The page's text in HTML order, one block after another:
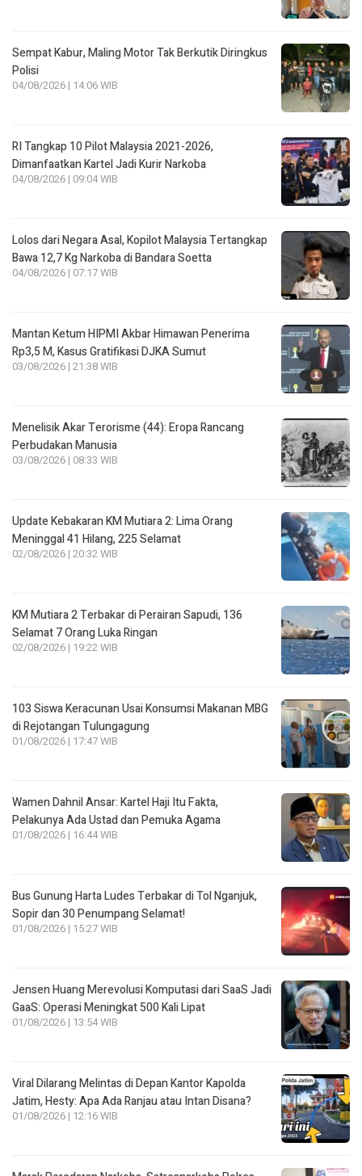
Sempat Kabur, Maling Motor Tak Berkutik Diringkus
Polisi
04/08/2026 | 14:06 WIB
RI Tangkap 10 Pilot Malaysia 2021-2026,
Dimanfaatkan Kartel Jadi Kurir Narkoba
04/08/2026 | 09:04 WIB
Lolos dari Negara Asal, Kopilot Malaysia Tertangkap
Bawa 12,7 Kg Narkoba di Bandara Soetta
04/08/2026 | 07:17 WIB
Mantan Ketum HIPMI Akbar Himawan Penerima
Rp3,5 M, Kasus Gratifikasi DJKA Sumut
03/08/2026 | 21:38 WIB
Menelisik Akar Terorisme (44): Eropa Rancang
Perbudakan Manusia
03/08/2026 | 08:33 WIB
Update Kebakaran KM Mutiara 2: Lima Orang
Meninggal 41 Hilang, 225 Selamat
02/08/2026 | 20:32 WIB
KM Mutiara 2 Terbakar di Perairan Sapudi, 136
Selamat 7 Orang Luka Ringan
02/08/2026 | 19:22 WIB
103 Siswa Keracunan Usai Konsumsi Makanan MBG
di Rejotangan Tulungagung
01/08/2026 | 17:47 WIB
Wamen Dahnil Ansar: Kartel Haji Itu Fakta,
Pelakunya Ada Ustad dan Pemuka Agama
01/08/2026 | 16:44 WIB
Bus Gunung Harta Ludes Terbakar di Tol Nganjuk,
Sopir dan 30 Penumpang Selamat!
01/08/2026 | 15:27 WIB
Jensen Huang Merevolusi Komputasi dari SaaS Jadi
GaaS: Operasi Meningkat 500 Kali Lipat
01/08/2026 | 13:54 WIB
Viral Dilarang Melintas di Depan Kantor Kapolda
Jatim, Hesty: Apa Ada Ranjau atau Intan Disana?
01/08/2026 | 12:16 WIB